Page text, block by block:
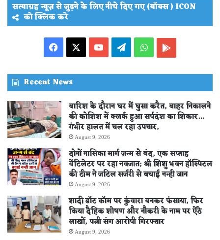
सत्याग्रह न्यूज़ से जुड़ने के लिए नीचे दिए गए (बॉक्स ) ICON
को क्लिक करे
Facebook YouTubeTelegramWhatsApp
Recent News
बारिश के दौरान घर में घुसा करैत, बाहर निकालने
की कोशिश में क्लर्क हुआ सर्पदंश का शिकार…
गंभीर हालत में चल रहा उपचार,
August 9, 2026
दोनों नासिका मार्ग जन्म से बंद, एक सप्ताह
वेंटिलेटर पर रहा नवजात; श्री शिशु भवन हॉस्पिटल
की टीम ने जटिल सर्जरी से बचाई नन्ही जान
August 9, 2026
शादी डॉट कॉम पर कुंवारा बनकर फंसाया, फिर
किया दैहिक शोषण और नौकरी के नाम पर ऐंठे
लाखों, पत्नी संग आरोपी गिरफ्तार
August 9, 2026